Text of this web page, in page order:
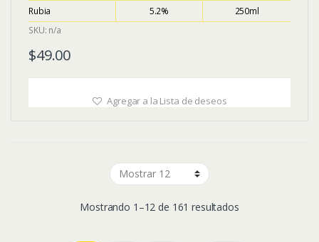
Rubia
5.2%
250ml
SKU: n/a
$49.00
Agregar a la Lista de deseos
Mostrando 1–12 de 161 resultados